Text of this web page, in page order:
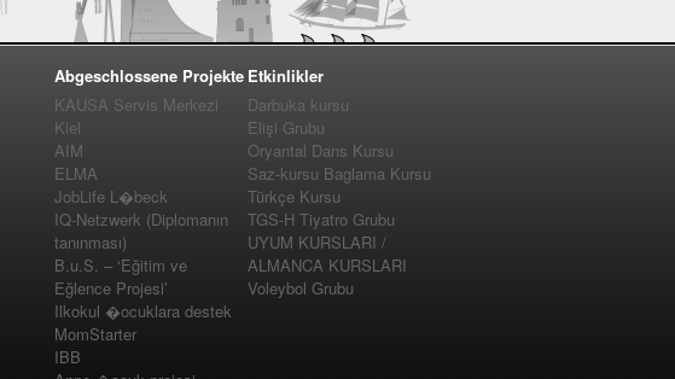
Abgeschlossene Projekte
KAUSA Servis Merkezi
Kiel
AIM
ELMA
JobLife L�beck
IQ-Netzwerk (Diplomanın
tanınması)
B.u.S. – ‘Eğitim ve
Eğlence Projesi’
Ilkokul �ocuklara destek
MomStarter
IBB
Etkinlikler
Darbuka kursu
Elişi Grubu
Oryantal Dans Kursu
Saz-kursu Baglama Kursu
Türkçe Kursu
TGS-H Tiyatro Grubu
UYUM KURSLARI /
ALMANCA KURSLARI
Voleybol Grubu